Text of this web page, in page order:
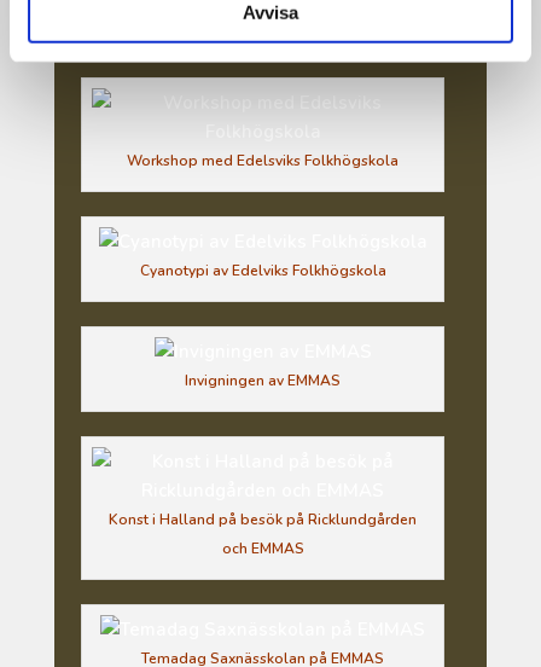
Avvisa
Torsdagspyssel på EMMAS
Workshop med Edelsviks Folkhögskola
Cyanotypi av Edelviks Folkhögskola
Invigningen av EMMAS
Konst i Halland på besök på Ricklundgården
och EMMAS
Temadag Saxnässkolan på EMMAS